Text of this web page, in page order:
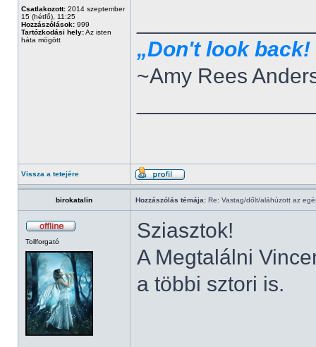
Csatlakozott: 2014 szeptember
15 (hétfő), 11:25
Hozzászólások: 999
Tartózkodási hely:Az isten
háta mögött
„Don't look
~Amy Rees
Vissza a tetejére
birokatalin Hozzászólás témája: Re: Vastag/dőlt/aláhúzott az
Tollforgató
Sziasztok!
A Megtalálni
a többi sztori is.